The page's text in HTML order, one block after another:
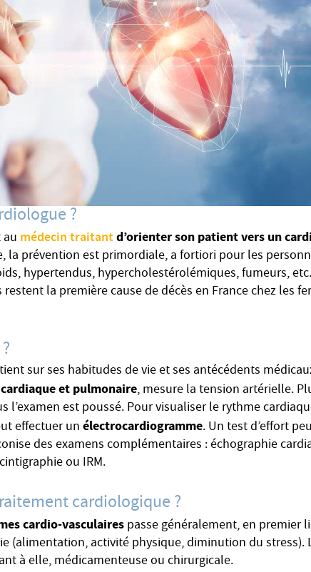
?
au médecin traitantd’orienter son patient vers un
la prévention est primordiale, a fortiori pour les
hypertendus, hypercholestérolémiques, fumeurs,
la première cause de décès en France chez les
sur ses habitudes de vie et ses antécédents
et pulmonaire, mesure la tension artérielle.
l’examen est poussé. Pour visualiser le rythme
effectuer un électrocardiogramme. Un test d’effort
des examens complémentaires : échographie
ou IRM.
cardiologique ?
cardio-vasculaires passe généralement, en premier
(alimentation, activité physique, diminution du stress).
à elle, médicamenteuse ou chirurgicale.